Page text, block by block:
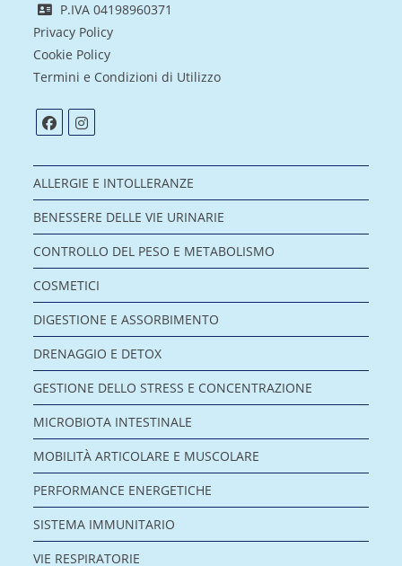
P.IVA 04198960371
Privacy Policy
Cookie Policy
Termini e Condizioni di Utilizzo
ALLERGIE E INTOLLERANZE
BENESSERE DELLE VIE URINARIE
CONTROLLO DEL PESO E METABOLISMO
COSMETICI
DIGESTIONE E ASSORBIMENTO
DRENAGGIO E DETOX
GESTIONE DELLO STRESS E CONCENTRAZIONE
MICROBIOTA INTESTINALE
MOBILITÀ ARTICOLARE E MUSCOLARE
PERFORMANCE ENERGETICHE
SISTEMA IMMUNITARIO
VIE RESPIRATORIE